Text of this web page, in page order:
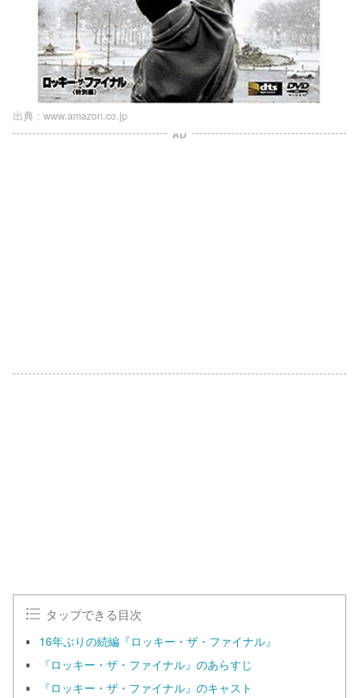
出典 : www.amazon.co.jp
AD
タップできる目次
16年ぶりの続編『ロッキー・ザ・ファイナル』
『ロッキー・ザ・ファイナル』のあらすじ
『ロッキー・ザ・ファイナル』のキャスト